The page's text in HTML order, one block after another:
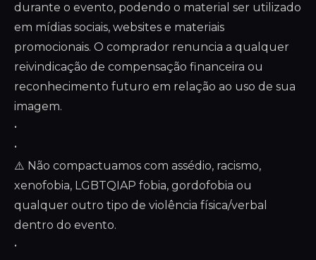
durante o evento, podendo o material ser utilizado
em mídias sociais, websites e materiais
promocionais. O comprador renuncia a qualquer
reivindicação de compensação financeira ou
reconhecimento futuro em relação ao uso de sua
imagem.
•
•
⚠️ Não compactuamos com assédio, racismo,
xenofobia, LGBTQIAP fobia, gordofobia ou
qualquer outro tipo de violência física/verbal
dentro do evento.
•